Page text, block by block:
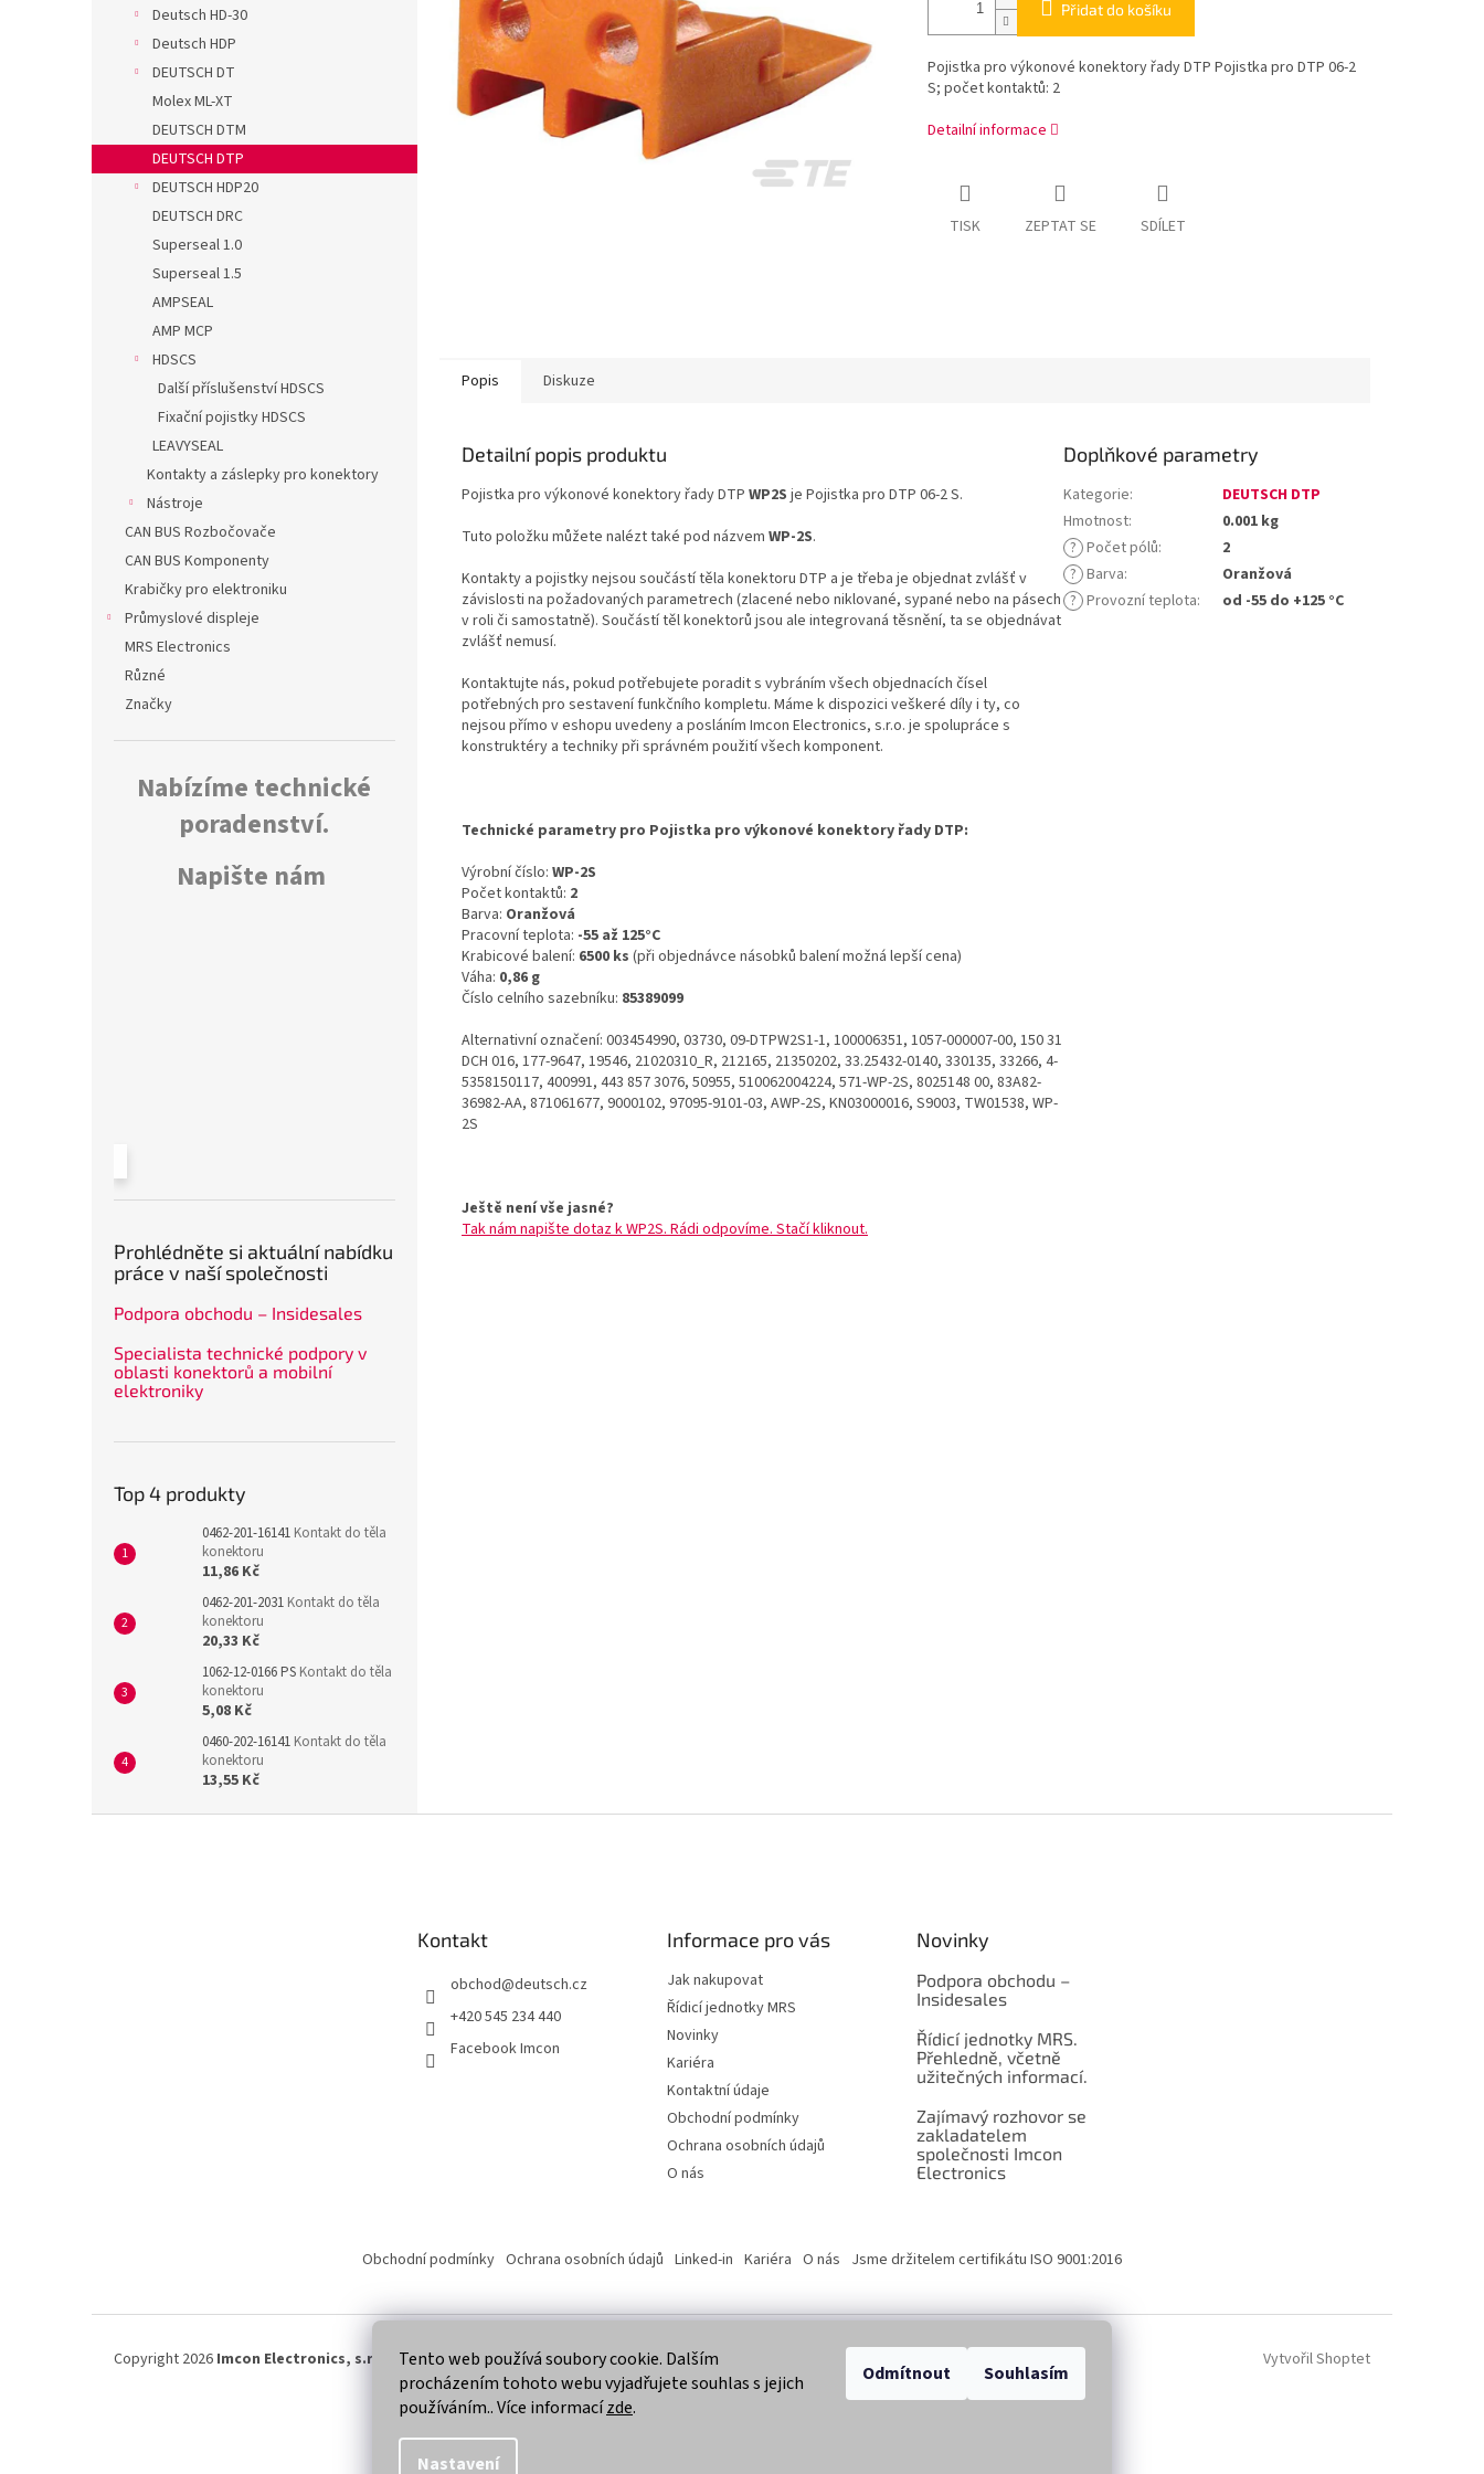
Tento web používá soubory cookie. Dalším
procházením tohoto webu vyjadřujete souhlas s jejich
používáním.. Více informacízde.
Nastavení
Odmítnout Souhlasím
Deutsch HD-30
Deutsch HDP
DEUTSCH DT
Molex ML-XT
DEUTSCH DTM
DEUTSCH DTP
DEUTSCH HDP20
DEUTSCH DRC
Superseal 1.0
Superseal 1.5
AMPSEAL
AMP MCP
HDSCS
Další příslušenství HDSCS
Fixační pojistky HDSCS
LEAVYSEAL
Kontakty a záslepky pro konektory
Nástroje
CAN BUS Rozbočovače
CAN BUS Komponenty
Krabičky pro elektroniku
Průmyslové displeje
MRS Electronics
Různé
Značky
Nabízíme technické
poradenství.
Napište nám
Prohlédněte si aktuální nabídku
práce v naší společnosti
Podpora obchodu – Insidesales
Specialista technické podpory v
oblasti konektorů a mobilní
elektroniky
Top 4 produkty
0462-201-16141 Kontakt do těla
konektoru
11,86 Kč
0462-201-2031 Kontakt do těla
konektoru
20,33 Kč
1062-12-0166 PS Kontakt do těla
konektoru
5,08 Kč
0460-202-16141 Kontakt do těla
konektoru
13,55 Kč
Přidat do košíku
Pojistka pro výkonové konektory řady DTP Pojistka pro DTP 06-2
S; počet kontaktů: 2
Detailní informace
TISK ZEPTAT SE SDÍLET
Popis Diskuze
Detailní popis produktu
Pojistka pro výkonové konektory řady DTP WP2S je Pojistka pro DTP 06-2 S.
Tuto položku můžete nalézt také pod názvem WP-2S.
Kontakty a pojistky nejsou součástí těla konektoru DTP a je třeba je objednat zvlášť v
závislosti na požadovaných parametrech (zlacené nebo niklované, sypané nebo na pásech
v roli či samostatně). Součástí těl konektorů jsou ale integrovaná těsnění, ta se objednávat
zvlášť nemusí.
Kontaktujte nás, pokud potřebujete poradit s vybráním všech objednacích čísel
potřebných pro sestavení funkčního kompletu. Máme k dispozici veškeré díly i ty, co
nejsou přímo v eshopu uvedeny a posláním Imcon Electronics, s.r.o. je spolupráce s
konstruktéry a techniky při správném použití všech komponent.
Technické parametry pro Pojistka pro výkonové konektory řady DTP:
Výrobní číslo: WP-2S
Počet kontaktů: 2
Barva: Oranžová
Pracovní teplota: -55 až 125°C
Krabicové balení: 6500 ks (při objednávce násobků balení možná lepší cena)
Váha: 0,86 g
Číslo celního sazebníku: 85389099
Alternativní označení: 003454990, 03730, 09-DTPW2S1-1, 100006351, 1057-000007-00, 150 31
DCH 016, 177-9647, 19546, 21020310_R, 212165, 21350202, 33.25432-0140, 330135, 33266, 4-
5358150117, 400991, 443 857 3076, 50955, 510062004224, 571-WP-2S, 8025148 00, 83A82-
36982-AA, 871061677, 9000102, 97095-9101-03, AWP-2S, KN03000016, S9003, TW01538, WP-
2S
Ještě není vše jasné?
Tak nám napište dotaz k WP2S. Rádi odpovíme. Stačí kliknout.
Doplňkové parametry
Kategorie:
DEUTSCH DTP
Hmotnost:
0.001 kg
? Počet pólů:
2
? Barva:
Oranžová
? Provozní teplota: od -55 do +125 °C
Kontakt
obchod@deutsch.cz
+420 545 234 440
Facebook Imcon
Informace pro vás
Jak nakupovat
Řídicí jednotky MRS
Novinky
Kariéra
Kontaktní údaje
Obchodní podmínky
Ochrana osobních údajů
O nás
Novinky
Podpora obchodu –
Insidesales
Řídicí jednotky MRS.
Přehledně, včetně
užitečných informací.
Zajímavý rozhovor se
zakladatelem
společnosti Imcon
Electronics
Obchodní podmínky Ochrana osobních údajů Linked-in Kariéra O nás Jsme držitelem certifikátu ISO 9001:2016
Vytvořil Shoptet
Copyright 2026 Imcon Electronics, s.r.o. . Všechna práva vyhrazena.